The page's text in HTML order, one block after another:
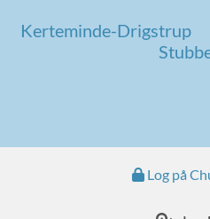
Kerteminde-Drigstrup
Log på